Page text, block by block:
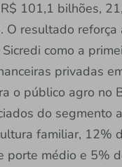
101,1 bilhões,
O resultado reforça
como a
privadas
o público agro no
do segmento
familiar, 12%
porte médio e 5%